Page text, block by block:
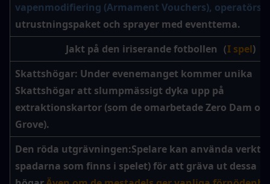
vapenmodifiering (Armament Vouchers), operatörs-
utrustningspaket och sprayer med eventtema.
Jakt på den iriserande fotbollen（I spel)
Skattshögar:
Skattshögar att slumpmässigt dyka upp på
extraktionskartor (som de omarbetade Zero Dam
Grove).
Den röda utgrävningen:Spelare kan använda
spadarna som finns i spelet) för att gräva ut dessa